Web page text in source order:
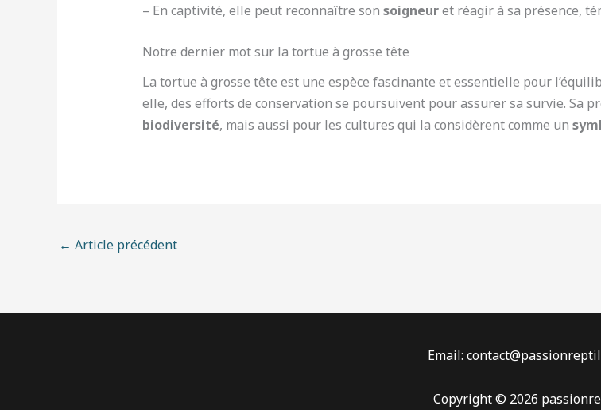
– En captivité, elle peut reconnaître son soigneuret réagir à sa présence,
Notre dernier mot sur la tortue à grosse tête
La tortue à grosse tête est une espèce fascinante et essentielle pour
elle, des efforts de conservation se poursuivent pour assurer sa survie. Sa
biodiversité, mais aussi pour les cultures qui la considèrent comme un
← Article précédent
Email:
Copyright © 2026